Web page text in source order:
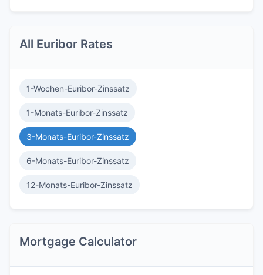
All Euribor Rates
1-Wochen-Euribor-Zinssatz
1-Monats-Euribor-Zinssatz
3-Monats-Euribor-Zinssatz
6-Monats-Euribor-Zinssatz
12-Monats-Euribor-Zinssatz
Mortgage Calculator